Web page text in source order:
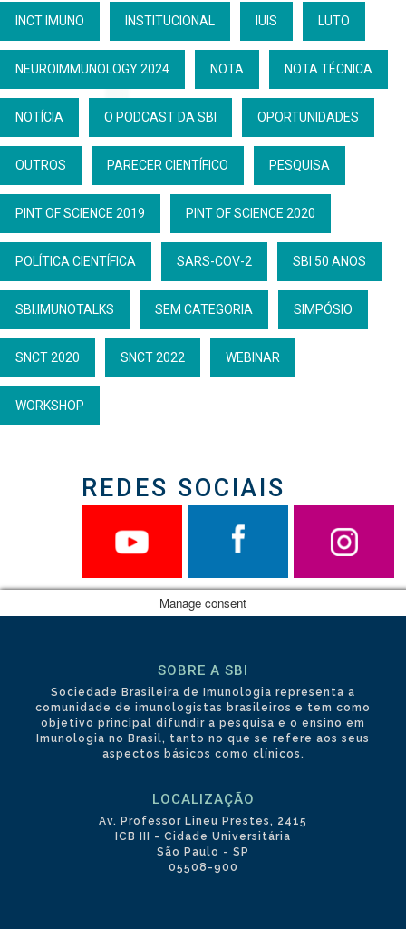
INCT IMUNO INSTITUCIONAL IUIS LUTO
NEUROIMMUNOLOGY 2024 NOTA NOTA TÉCNICA
NOTÍCIA O PODCAST DA SBI OPORTUNIDADES
OUTROS PARECER CIENTÍFICO PESQUISA
PINT OF SCIENCE 2019 PINT OF SCIENCE 2020
POLÍTICA CIENTÍFICA SARS-COV-2 SBI 50 ANOS
SBI.IMUNOTALKS SEM CATEGORIA SIMPÓSIO
SNCT 2020 SNCT 2022 WEBINAR
WORKSHOP
REDES SOCIAIS
SOBRE A SBI
Sociedade Brasileira de Imunologia representa a
comunidade de imunologistas brasileiros e tem como
objetivo principal difundir a pesquisa e o ensino em
Imunologia no Brasil, tanto no que se refere aos seus
aspectos básicos como clínicos.
LOCALIZAÇÃO
Av. Professor Lineu Prestes, 2415
ICB III - Cidade Universitária
São Paulo - SP
05508-900
Manage consent